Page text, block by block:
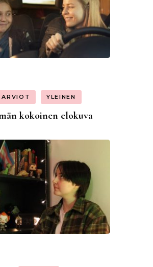
ARVIOT YLEINEN
kokoinen elokuva